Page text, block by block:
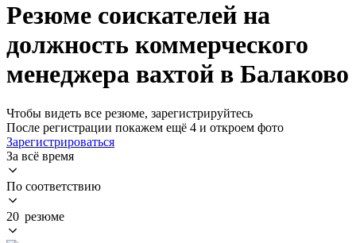
Резюме соискателей на
должность коммерческого
менеджера вахтой в Балаково
Чтобы видеть все резюме, зарегистрируйтесь
После регистрации покажем ещё 4 и откроем фото
Зарегистрироваться
За всё время
По соответствию
20 резюме